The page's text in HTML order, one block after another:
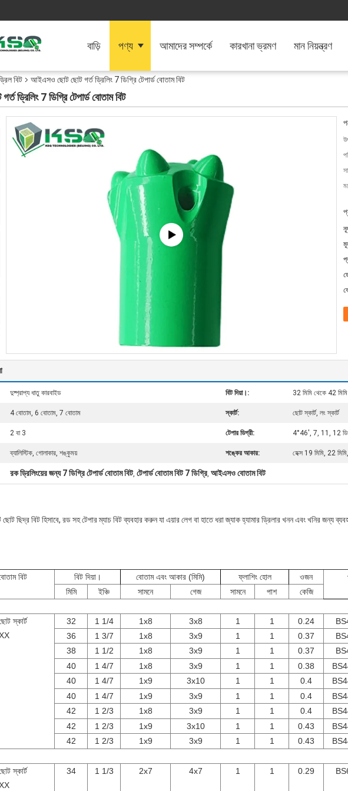
বাড়ি পণ্য আমাদের সম্পর্কে কারখানা ভ্রমণ মান নিয়ন্ত্রণ
বিট আইএসও ছোট ছোট গর্ত ড্রিলিং 7 ডিগ্রি টেপার্ড বোতাম বিট
ড্রিলিং 7 ডিগ্রি টেপার্ড বোতাম বিট
দুষ্প্রাপ্য ধাতু কারবাইড বিট দিয়া।: 32 মিমি থেকে 42 মিমি
4 বোতাম, 6 বোতাম, 7 বোতাম স্কার্ট: ছোট স্কার্ট, লং স্কার্ট
2 বা 3 টেপার ডিগ্রী: 4°46′, 7, 11, 12
ব্যালিস্টিক, গোলাকার, শঙ্কুময় শঙ্কের আকার: হেক্স 19 মিমি, 22
রক ড্রিলিংয়ের জন্য 7 ডিগ্রি টেপার্ড বোতাম বিট, টেপার্ড বোতাম বিট 7 ডিগ্রি, আইএসও বোতাম বিট
ছিদ্র বিট হিসাবে, রড সহ টেপার ম্যাচ বিট ব্যবহার করুন যা এয়ার লেগ বা হাতে ধরা জ্যাক হ্যামার ড্রিলার খনন এবং খনির জন্য
বিট বিট দিয়া। বোতাম এবং আকার (মিমি) ফ্লাশিং হোল ওজন
মিমি
ইঞ্চি সামনে গেজ সামনে পাশ কেজি
স্কার্ট
32 1 1/4 1x8 3x8 1 1 0.24
36
1 3/7 1x8 3x9 1 1 0.37
38
1 1/2 1x8 3x9 1 1 0.37
40
1 4/7 1x8 3x9 1 1 0.38
40
1 4/7 1x9 3x10 1 1 0.4
40
1 4/7 1x9 3x9 1 1 0.4
42
1 2/3 1x8 3x9 1 1 0.4
42
1 2/3 1x9 3x10 1 1 0.43
42
1 2/3 1x9 3x9 1 1 0.43
স্কার্ট
34 1 1/3 2x7 4x7 1 1 0.29